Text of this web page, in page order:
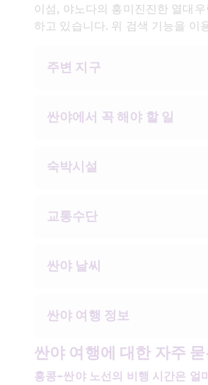
이섬, 야노다의 흥미진진한 열대
하고 있습니다. 위 검색 기능을 이
주변 지구
싼야에서 꼭 해야 할 일
숙박시설
교통수단
싼야 날씨
싼야 여행 정보
싼야 여행에 대한 자주
홍콩-싼야 노선의 비행 시간은 얼